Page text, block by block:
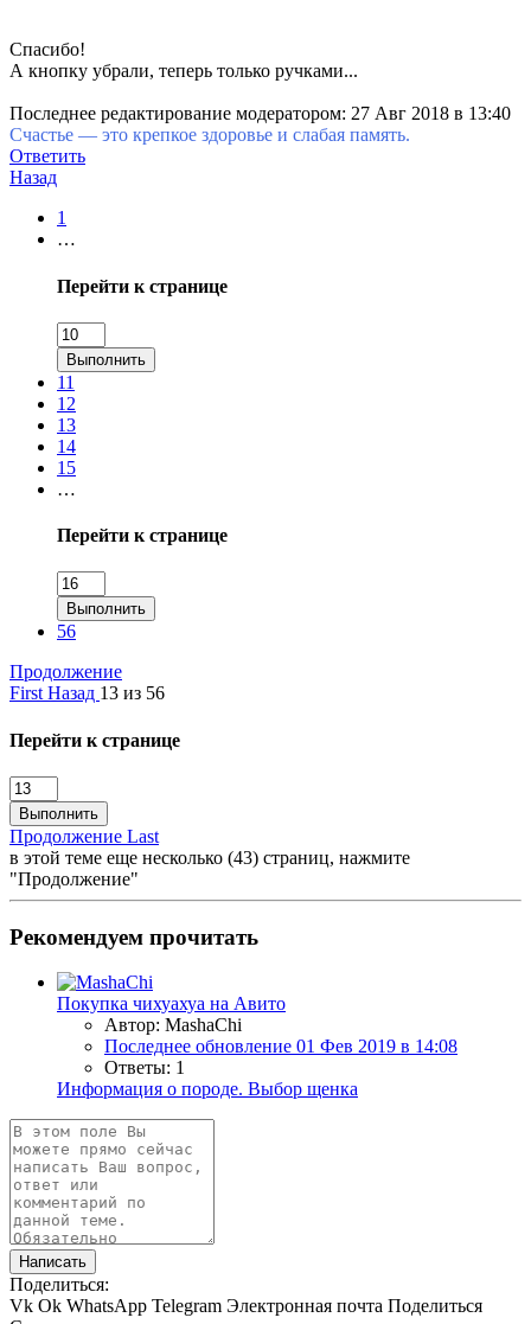
Спасибо!
А кнопку убрали, теперь только ручками...
Последнее редактирование модератором: 27 Авг 2018 в 13:40
Счастье — это крепкое здоровье и слабая память.
Ответить
Назад
1
…
Перейти к странице
Выполнить
11
12
13
14
15
…
Перейти к странице
Выполнить
56
Продолжение
First Назад 13 из 56
Перейти к странице
Выполнить
Продолжение Last
в этой теме еще несколько (43) страниц, нажмите
"Продолжение"
Рекомендуем прочитать
Покупка чихуахуа на Авито
Автор: MashaChi
Последнее обновление 01 Фев 2019 в 14:08
Ответы: 1
Информация о породе. Выбор щенка
Написать
Поделиться:
Vk Ok WhatsApp Telegram Электронная почта Поделиться